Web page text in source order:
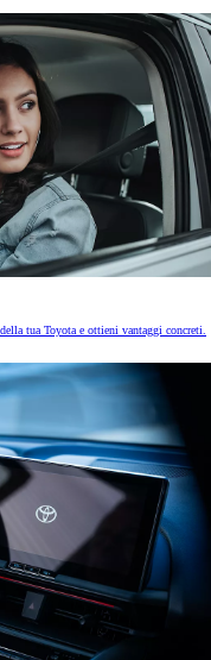
tua Toyota e ottieni vantaggi concreti.